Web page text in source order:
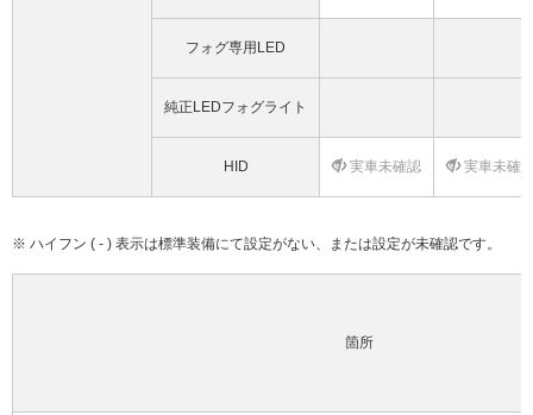
フォグ専用LED
純正LEDフォグライト
HID 実車未確認 実車未確
※ ハイフン ( - ) 表示は標準装備にて設定がない、または設定が未確認です。
箇所